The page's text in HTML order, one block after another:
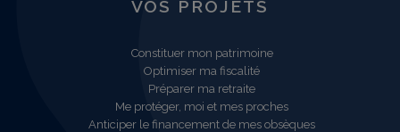
VOS PROJETS
Constituer mon patrimoine
Optimiser ma fiscalité
Préparer ma retraite
Me protéger, moi et mes proches
Anticiper le financement de mes obsèques